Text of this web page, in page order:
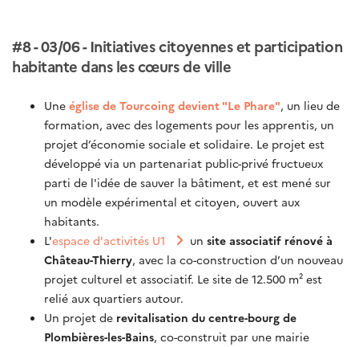
#8 - 03/06 - Initiatives citoyennes et participation
habitante dans les cœurs de ville
Une église de Tourcoing devient "Le Phare", un lieu de
formation, avec des logements pour les apprentis, un
projet d’économie sociale et solidaire. Le projet est
développé via un partenariat public-privé fructueux
parti de l'idée de sauver la bâtiment, et est mené sur
un modèle expérimental et citoyen, ouvert aux
habitants.
L'espace d'activités U1 un site associatif rénové à
Château-Thierry, avec la co-construction d’un nouveau
projet culturel et associatif. Le site de 12.500 m² est
relié aux quartiers autour.
Un projet de revitalisation du centre-bourg de
Plombières-les-Bains, co-construit par une mairie